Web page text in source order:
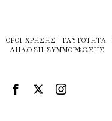
ΌΡΟΙ ΧΡΉΣΗΣ ΤΑΥΤΌΤΗΤΑ
ΔΉΛΩΣΗ ΣΥΜΜΌΡΦΩΣΗΣ